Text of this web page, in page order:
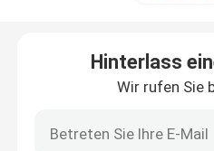
Eco Cork Underlayment
Hinterlass
Wir rufen Sie